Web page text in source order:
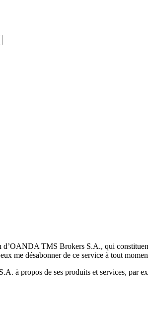
d’OANDA TMS Brokers S.A., qui
me désabonner de ce service à tout
à propos de ses produits et services, par